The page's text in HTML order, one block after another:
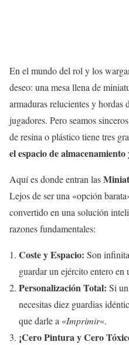
En el mundo del rol y los
deseo: una mesa llena de
armaduras relucientes y hordas
jugadores. Pero seamos
de resina o plástico tiene tres
el espacio de
Aquí es donde entran las
Lejos de ser una «opción
convertido en una solución
razones fundamentales:
Coste y Espacio: Son
guardar un ejército entero en
Personalización Total: Si
necesitas diez guardias
que darle a «Imprimir«.
¡Cero Pintura y Cero